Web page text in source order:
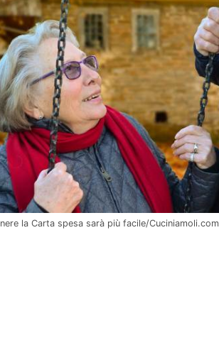
la Carta spesa sarà più facile/Cuciniamoli.com